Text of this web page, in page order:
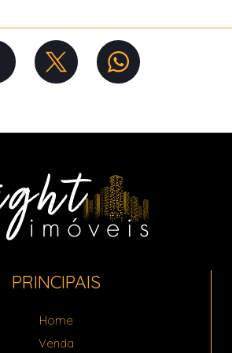
PRINCIPAIS
Home
Venda